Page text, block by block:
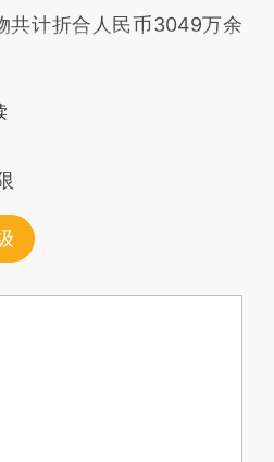
共计折合人民币3049万余